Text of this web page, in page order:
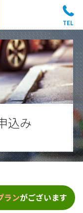
込み
ランがございます